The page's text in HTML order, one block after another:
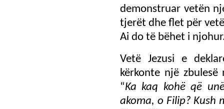
demonstruar vetën
tjerët dhe flet për
Ai do të bëhet i
Vetë Jezusi e
kërkonte një zbulesë
“Ka kaq kohë që
akoma, o Filip? Kush